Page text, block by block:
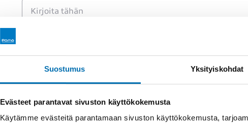
Suostumus Yksityiskohdat
Evästeet parantavat sivuston käyttökokemusta
Käytämme evästeitä parantamaan sivuston käyttökokemusta,